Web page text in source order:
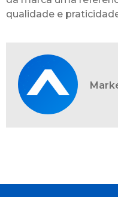
qualidade e